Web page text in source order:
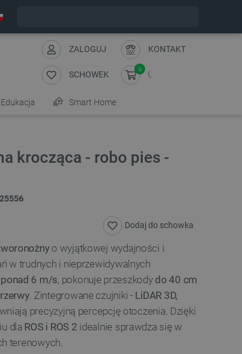
ZALOGUJ KONTAKT
SCHOWEK
0
Edukacja Smart Home
krocząca - robo pies -
Dodaj do schowka
o wyjątkowej wydajności i
w trudnych i nieprzewidywalnych
6 m/s, pokonuje przeszkody do 40 cm
. Zintegrowane czujniki - LiDAR 3D,
precyzyjną percepcję otoczenia. Dzięki
dla ROS i ROS 2 idealnie sprawdza się w
terenowych.